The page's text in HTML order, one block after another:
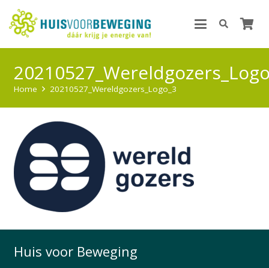
Home 20210527_Wereldgozers_Logo_3
Huis voor Beweging